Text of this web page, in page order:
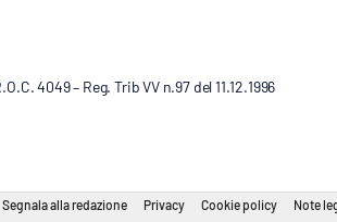
4049 – Reg. Trib VV n.97 del 11.12.1996
Segnala alla redazione Privacy Cookie policy Note